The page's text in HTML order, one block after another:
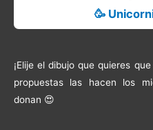
🥳
¡Elije el dibujo que quieres
propuestas las hacen los
donan 😍